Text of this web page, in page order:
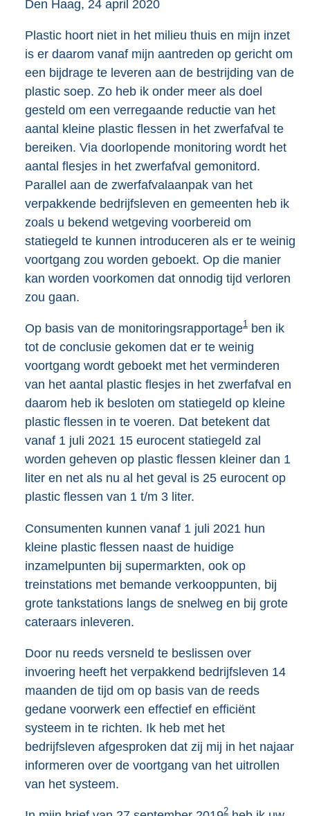
Den Haag, 24 april 2020
Plastic hoort niet in het milieu thuis en mijn inzet
is er daarom vanaf mijn aantreden op gericht om
een bijdrage te leveren aan de bestrijding van de
plastic soep. Zo heb ik onder meer als doel
gesteld om een verregaande reductie van het
aantal kleine plastic flessen in het zwerfafval te
bereiken. Via doorlopende monitoring wordt het
aantal flesjes in het zwerfafval gemonitord.
Parallel aan de zwerfafvalaanpak van het
verpakkende bedrijfsleven en gemeenten heb ik
zoals u bekend wetgeving voorbereid om
statiegeld te kunnen introduceren als er te weinig
voortgang zou worden geboekt. Op die manier
kan worden voorkomen dat onnodig tijd verloren
zou gaan.
Op basis van de monitoringsrapportage1 ben ik
tot de conclusie gekomen dat er te weinig
voortgang wordt geboekt met het verminderen
van het aantal plastic flesjes in het zwerfafval en
daarom heb ik besloten om statiegeld op kleine
plastic flessen in te voeren. Dat betekent dat
vanaf 1 juli 2021 15 eurocent statiegeld zal
worden geheven op plastic flessen kleiner dan 1
liter en net als nu al het geval is 25 eurocent op
plastic flessen van 1 t/m 3 liter.
Consumenten kunnen vanaf 1 juli 2021 hun
kleine plastic flessen naast de huidige
inzamelpunten bij supermarkten, ook op
treinstations met bemande verkooppunten, bij
grote tankstations langs de snelweg en bij grote
cateraars inleveren.
Door nu reeds versneld te beslissen over
invoering heeft het verpakkend bedrijfsleven 14
maanden de tijd om op basis van de reeds
gedane voorwerk een effectief en efficiënt
systeem in te richten. Ik heb met het
bedrijfsleven afgesproken dat zij mij in het najaar
informeren over de voortgang van het uitrollen
van het systeem.
2